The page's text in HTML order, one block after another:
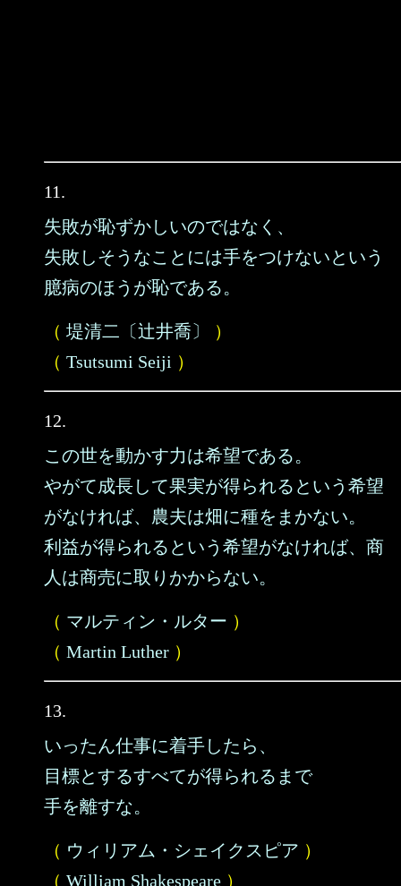
11.
失敗が恥ずかしいのではなく、
失敗しそうなことには手をつけないという
臆病のほうが恥である。
（ 堤清二〔辻井喬〕
）
（ Tsutsumi Seiji ）
12.
この世を動かす力は希望である。
やがて成長して果実が得られるという希望
がなければ、農夫は畑に種をまかない。
利益が得られるという希望がなければ、商
人は商売に取りかからない。
（ マルティン・ルター ）
（ Martin Luther ）
13.
いったん仕事に着手したら、
目標とするすべてが得られるまで
手を離すな。
（ ウィリアム・シェイクスピア ）
（ William Shakespeare ）